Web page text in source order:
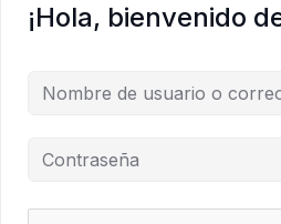
¡Hola, bienvenido